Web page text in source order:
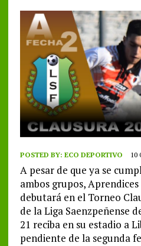
POSTED BY: ECO DEPORTIVO 10
A pesar de que ya se
ambos grupos,
debutará en el Torneo
de la Liga Saenzpeñense
21 reciba en su estadio a
pendiente de la segunda